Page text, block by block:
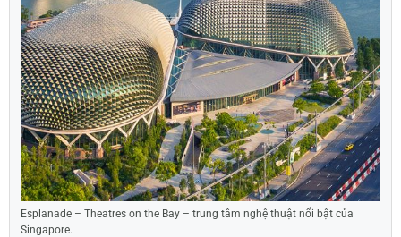
Esplanade – Theatres on the Bay – trung tâm nghệ thuật nổi bật của
Singapore.